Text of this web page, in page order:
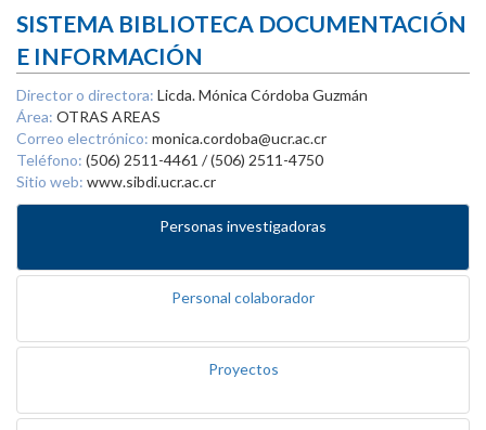
SISTEMA BIBLIOTECA DOCUMENTACIÓN
E INFORMACIÓN
Director o directora: Licda. Mónica Córdoba Guzmán
Área: OTRAS AREAS
Correo electrónico: monica.cordoba@ucr.ac.cr
Teléfono: (506) 2511-4461 / (506) 2511-4750
Sitio web: www.sibdi.ucr.ac.cr
Personas investigadoras
Personal colaborador
Proyectos